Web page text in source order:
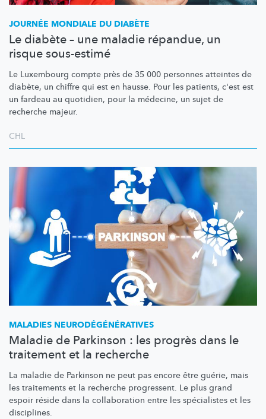
JOURNÉE MONDIALE DU DIABÈTE
Le diabète – une maladie répandue, un
risque sous-estimé
Le Luxembourg compte près de 35 000 personnes atteintes de
diabète, un chiffre qui est en hausse. Pour les patients, c'est est
un fardeau au quotidien, pour la médecine, un sujet de
recherche majeur.
CHL
MALADIES NEURODÉGÉNÉRATIVES
Maladie de Parkinson : les progrès dans le
traitement et la recherche
La maladie de Parkinson ne peut pas encore être guérie, mais
les traitements et la recherche progressent. Le plus grand
espoir réside dans la collaboration entre les spécialistes et les
disciplines.